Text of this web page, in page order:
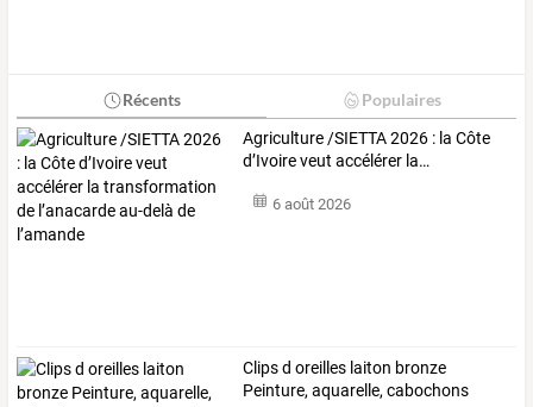
Récents Populaires
Agriculture /SIETTA2026 : la Côte
d’Ivoireveut accélérer la…
6 août 2026
Clipsd oreilles laiton bronze
Peinture, aquarelle, cabochons